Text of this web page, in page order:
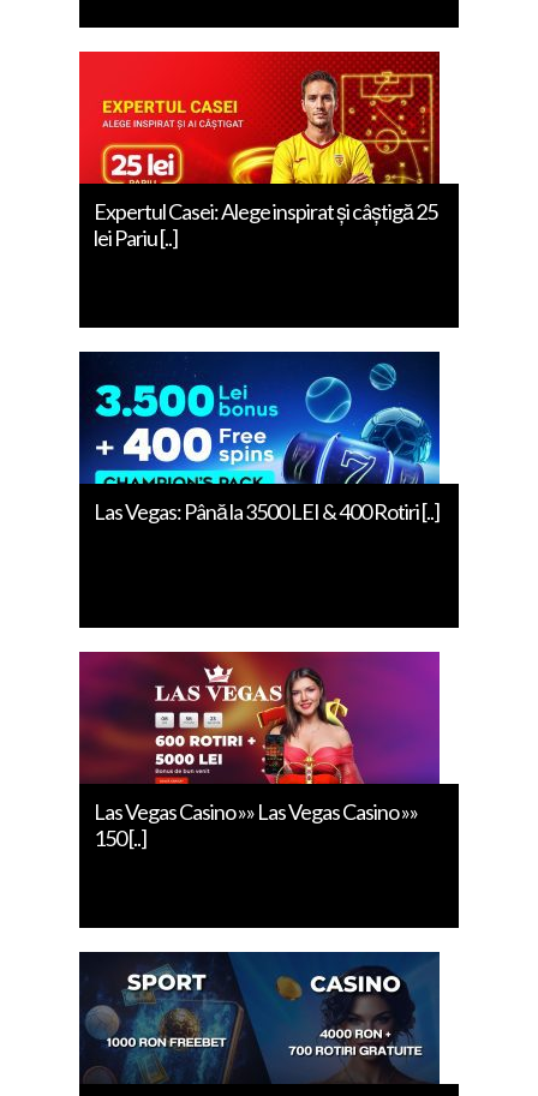
Expertul Casei: Alege inspirat și câștigă 25
lei Pariu [..]
Las Vegas: Până la 3500 LEI & 400 Rotiri [..]
Las Vegas Casino »» Las Vegas Casino »»
150 [..]